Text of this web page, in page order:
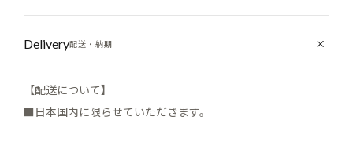
Delivery配送・納期
【配送について】
■日本国内に限らせていただきます。